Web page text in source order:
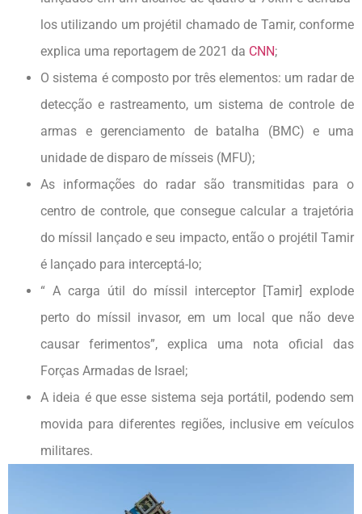
los utilizando um projétil chamado de Tamir, conforme
explica uma reportagem de 2021 da CNN;
O sistema é composto por três elementos: um radar de
detecção e rastreamento, um sistema de controle de
armas e gerenciamento de batalha (BMC) e uma
unidade de disparo de mísseis (MFU);
As informações do radar são transmitidas para o
centro de controle, que consegue calcular a trajetória
do míssil lançado e seu impacto, então o projétil Tamir
é lançado para interceptá-lo;
“ A carga útil do míssil interceptor [Tamir] explode
perto do míssil invasor, em um local que não deve
causar ferimentos”, explica uma nota oficial das
Forças Armadas de Israel;
A ideia é que esse sistema seja portátil, podendo sem
movida para diferentes regiões, inclusive em veículos
militares.